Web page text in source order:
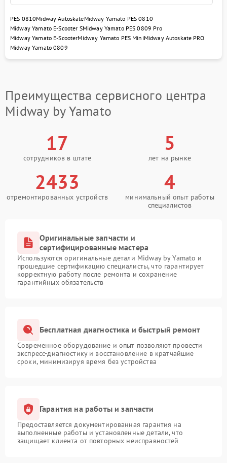
PES 0810Midway AutoskateMidway Yamato PES 0810
Midway Yamato E-Scooter SMidway Yamato PES 0809 Pro
Midway Yamato E-ScooterMidway Yamato PES MiniMidway Autoskate PRO
Midway Yamato 0809
Преимущества сервисного центра
Midway by Yamato
17
сотрудников в штате
5
лет на рынке
2433
отремонтированных устройств
4
минимальный опыт работы
специалистов
Оригинальные запчасти и
сертифицированные мастера
Используются оригинальные детали Midway by Yamato и
прошедшие сертификацию специалисты, что гарантирует
корректную работу после ремонта и сохранение
гарантийных обязательств
Бесплатная диагностика и быстрый ремонт
Современное оборудование и опыт позволяют провести
экспресс-диагностику и восстановление в кратчайшие
сроки, минимизируя время без устройства
Гарантия на работы и запчасти
Предоставляется документированная гарантия на
выполненные работы и установленные детали, что
защищает клиента от повторных неисправностей